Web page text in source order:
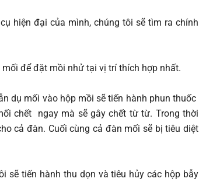
hiện đại của mình, chúng tôi sẽ tìm ra chính
để đặt mồi nhử tại vị trí thích hợp nhất.
dụ mối vào hộp mồi sẽ tiến hành phun thuốc
chết ngay mà sẽ gây chết từ từ. Trong thời
cả đàn. Cuối cùng cả đàn mối sẽ bị tiêu diệt
sẽ tiến hành thu dọn và tiêu hủy các hộp bẫy